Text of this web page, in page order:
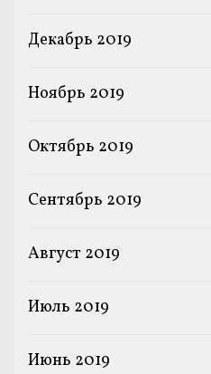
Декабрь 2019
Ноябрь 2019
Октябрь 2019
Сентябрь 2019
Август 2019
Июль 2019
Июнь 2019